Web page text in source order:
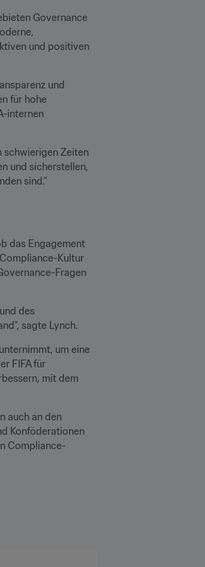
Governance
und positiven
und
für hohe
internen
schwierigen Zeiten
und sicherstellen,
sind."
das Engagement
Kultur
Fragen
des
sagte Lynch.
um eine
FIFA für
mit dem
auch an den
Konföderationen
Compliance-